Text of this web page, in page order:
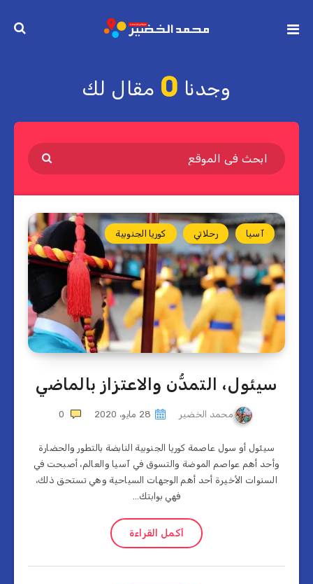
وجدنا 0 مقال لك
آسيا رحلاتي كوريا الجنوبية
سيئول، التمدُّن والاعتزاز بالماضي
محمد الخضير 28 مايو، 2020 0
سيئول أو سول عاصمة كوريا الجنوبية النابضة بالتطور والحضارة
وأحد أهم عواصم الموضة والتسوق في آسيا والعالم، أصبحت في
السنوات الأخيرة أحد أهم الوجهات السياحية وهي تستحق ذلك،
فهي بوابتك…
أكمل القراءة